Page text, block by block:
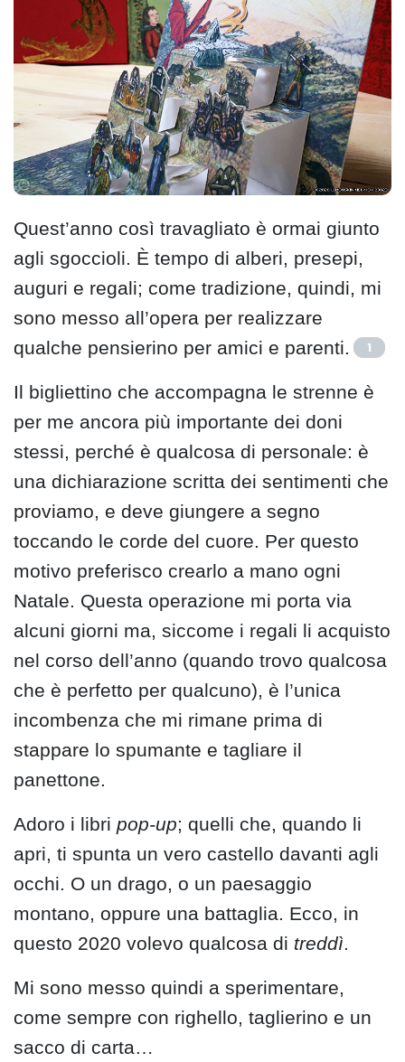
Quest’anno così travagliato è ormai giunto
agli sgoccioli. È tempo di alberi, presepi,
auguri e regali; come tradizione, quindi, mi
sono messo all’opera per realizzare
qualche pensierino per amici e parenti.
1
Il bigliettino che accompagna le strenne è
per me ancora più importante dei doni
stessi, perché è qualcosa di personale: è
una dichiarazione scritta dei sentimenti che
proviamo, e deve giungere a segno
toccando le corde del cuore. Per questo
motivo preferisco crearlo a mano ogni
Natale. Questa operazione mi porta via
alcuni giorni ma, siccome i regali li acquisto
nel corso dell’anno (quando trovo qualcosa
che è perfetto per qualcuno), è l’unica
incombenza che mi rimane prima di
stappare lo spumante e tagliare il
panettone.
Adoro i libri pop-up; quelli che, quando li
apri, ti spunta un vero castello davanti agli
occhi. O un drago, o un paesaggio
montano, oppure una battaglia. Ecco, in
questo 2020 volevo qualcosa di treddì.
Mi sono messo quindi a sperimentare,
come sempre con righello, taglierino e un
sacco di carta…